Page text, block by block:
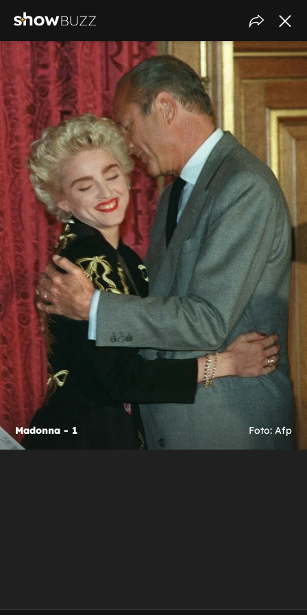
Madonna - 1 Foto: Afp